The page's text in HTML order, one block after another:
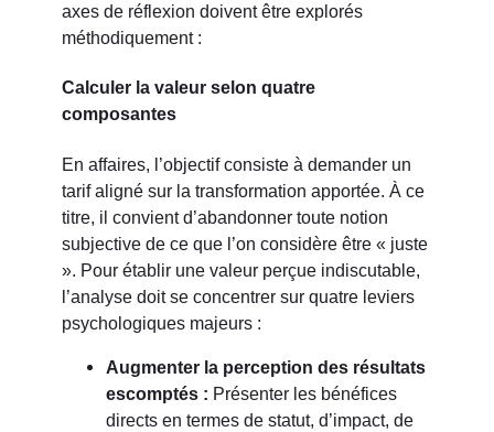
axes de réflexion doivent être explorés
méthodiquement :
Calculer la valeur selon quatre
composantes
En affaires, l’objectif consiste à demander un
tarif aligné sur la transformation apportée. À ce
titre, il convient d’abandonner toute notion
subjective de ce que l’on considère être « juste
». Pour établir une valeur perçue indiscutable,
l’analyse doit se concentrer sur quatre leviers
psychologiques majeurs :
Augmenter la perception des résultats
escomptés : Présenter les bénéfices
directs en termes de statut, d’impact, de